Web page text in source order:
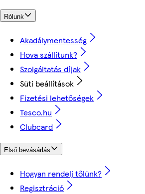
Rólunk
Akadálymentesség
Hova szállítunk?
Szolgáltatás díjak
Süti beállítások
Fizetési lehetőségek
Tesco.hu
Clubcard
Első bevásárlás
Hogyan rendelj tőlünk?
Regisztráció